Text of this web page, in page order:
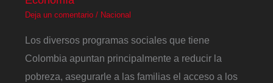
Deja un comentario / Nacional
Los diversos programas sociales que tiene
Colombia apuntan principalmente a reducir la
pobreza, asegurarle a las familias el acceso a los